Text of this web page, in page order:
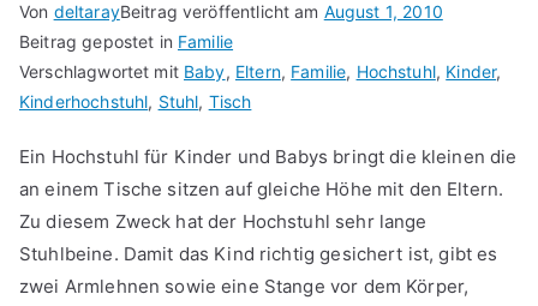
Von deltarayBeitrag veröffentlicht am August 1, 2010
Beitrag gepostet in Familie
Verschlagwortet mit Baby, Eltern, Familie, Hochstuhl, Kinder,
Kinderhochstuhl, Stuhl, Tisch
Ein Hochstuhl für Kinder und Babys bringt die kleinen die
an einem Tische sitzen auf gleiche Höhe mit den Eltern.
Zu diesem Zweck hat der Hochstuhl sehr lange
Stuhlbeine. Damit das Kind richtig gesichert ist, gibt es
zwei Armlehnen sowie eine Stange vor dem Körper,